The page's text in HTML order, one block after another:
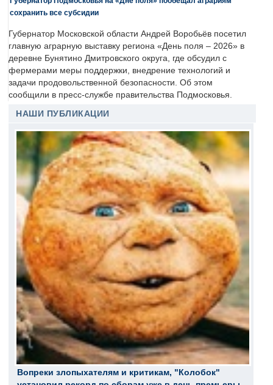
сохранить все субсидии
Губернатор Московской области Андрей Воробьёв посетил
главную аграрную выставку региона «День поля – 2026» в
деревне Бунятино Дмитровского округа, где обсудил с
фермерами меры поддержки, внедрение технологий и
задачи продовольственной безопасности. Об этом
сообщили в пресс-службе правительства Подмосковья.
НАШИ ПУБЛИКАЦИИ
Вопреки злопыхателям и критикам, "Колобок"